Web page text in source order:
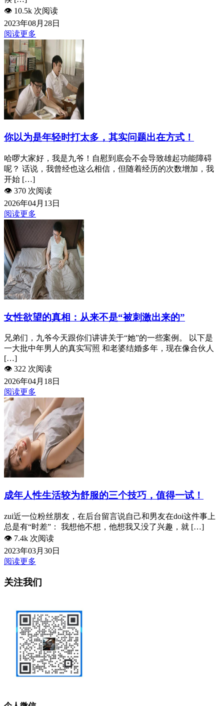
👁️ 10.5k 次阅读
2023年08月28日
阅读更多
你以为是年轻时打太多，其实问题出在方式！
哈啰大家好，我是九爷！自慰到底会不会导致雄起功能障碍
呢？ 话说，我曾经也这么相信，但随着经历的次数增加，我
开始 […]
👁️ 370 次阅读
2026年04月13日
阅读更多
女性欲望的真相：从来不是“被刺激出来的”
兄弟们，九爷今天跟你们讲讲关于“她”的一些案例。 以下是
一大批中年男人的真实写照 和老婆结婚多年，现在像合伙人
[…]
👁️ 322 次阅读
2026年04月18日
阅读更多
成年人性生活较为舒服的三个技巧，值得一试！
zui近一位粉丝朋友，在后台留言说自己和男友在doi这件事上
总是有“时差”： 我想他不想，他想我又没了兴趣，就 […]
👁️ 7.4k 次阅读
2023年03月30日
阅读更多
关注我们